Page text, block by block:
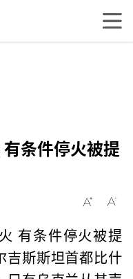
条件停火被提
有条件停火被提
吉斯斯坦首都比什